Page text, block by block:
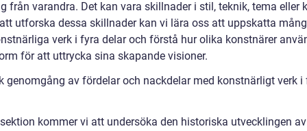
från varandra. Det kan vara skillnader i stil, teknik, tema eller
utforska dessa skillnader kan vi lära oss att uppskatta
verk i fyra delar och förstå hur olika konstnärer
för att uttrycka sina skapande visioner.
genomgång av fördelar och nackdelar med konstnärligt verk i
kommer vi att undersöka den historiska utvecklingen av